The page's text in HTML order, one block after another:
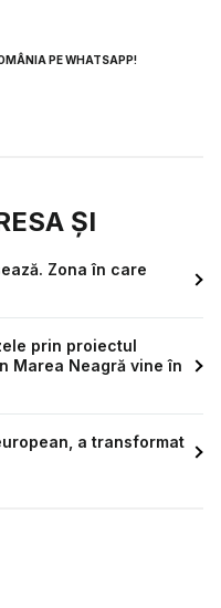
PE WHATSAPP!
ȘI
Zona în care
prin proiectul
Marea Neagră vine în
a transformat